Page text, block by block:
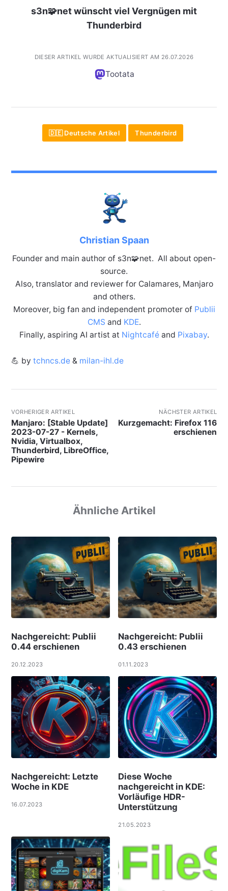
s3n🧩net wünscht viel Vergnügen mit
Thunderbird
DIESER ARTIKEL WURDE AKTUALISIERT AM 26.07.2026
Tootata
🇩🇪 Deutsche Artikel Thunderbird
Christian Spaan
Founder and main author of s3n🧩net. All about open-
source.
Also, translator and reviewer for Calamares, Manjaro
and others.
Moreover, big fan and independent promoter of Publii
CMS and KDE.
Finally, aspiring AI artist at Nightcaféand Pixabay.
💪 by tchncs.de& milan-ihl.de
VORHERIGER ARTIKEL
Manjaro: [Stable Update]
2023-07-27 - Kernels,
Nvidia, Virtualbox,
Thunderbird, LibreOffice,
Pipewire
NÄCHSTER ARTIKEL
Kurzgemacht: Firefox 116
erschienen
Ähnliche Artikel
Nachgereicht: Publii
0.44 erschienen
20.12.2023
Nachgereicht: Publii
0.43 erschienen
01.11.2023
Nachgereicht: Letzte
Woche in KDE
16.07.2023
Diese Woche
nachgereicht in KDE:
Vorläufige HDR-
Unterstützung
21.05.2023